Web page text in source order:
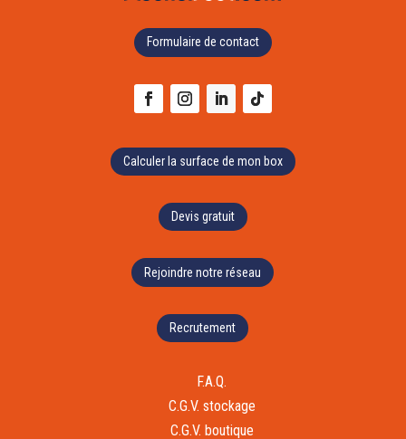
Formulaire de contact
Calculer la surface de mon box
Devis gratuit
Rejoindre notre réseau
Recrutement
F.A.Q.
C.G.V. stockage
C.G.V. boutique